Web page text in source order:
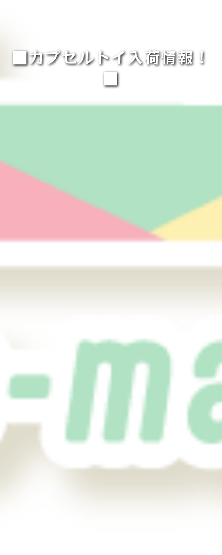
■カプセルトイ入荷情報！
■